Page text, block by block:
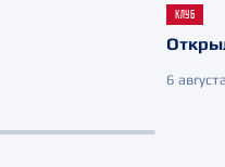
КЛУБ
6